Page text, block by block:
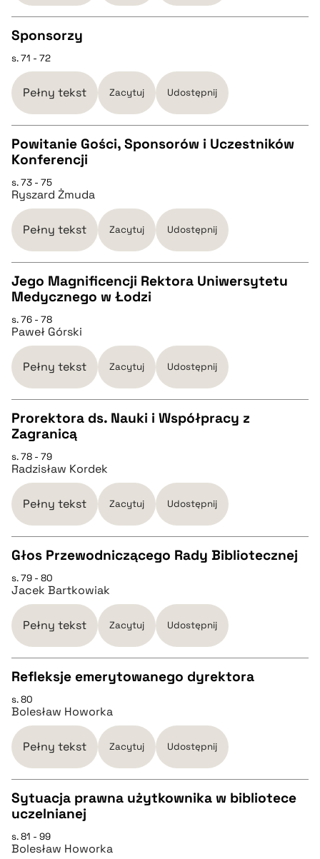
BIBTEX
pobierz cytat
CZYSTY TEKST
pobierz cytat
BIBTEX
pobierz cytat
Sponsorzy
s. 71 - 72
Pełny tekst Zacytuj Udostępnij
CZYSTY TEKST
pobierz cytat
BIBTEX
pobierz cytat
Powitanie Gości, Sponsorów i Uczestników
Konferencji
s. 73 - 75
Ryszard Żmuda
Pełny tekst Zacytuj Udostępnij
CZYSTY TEKST
pobierz cytat
BIBTEX
pobierz cytat
Jego Magnificencji Rektora Uniwersytetu
Medycznego w Łodzi
s. 76 - 78
Paweł Górski
Pełny tekst Zacytuj Udostępnij
CZYSTY TEKST
pobierz cytat
BIBTEX
Prorektora ds. Nauki i Współpracy z
Zagranicą
s. 78 - 79
Radzisław Kordek
Pełny tekst Zacytuj Udostępnij
CZYSTY TEKST
pobierz cytat
BIBTEX
pobierz cytat
Głos Przewodniczącego Rady Bibliotecznej
s. 79 - 80
Jacek Bartkowiak
Pełny tekst Zacytuj Udostępnij
CZYSTY TEKST
pobierz cytat
BIBTEX
Refleksje emerytowanego dyrektora
s. 80
Bolesław Howorka
Pełny tekst Zacytuj Udostępnij
CZYSTY TEKST
Sytuacja prawna użytkownika w bibliotece
uczelnianej
s. 81 - 99
Bolesław Howorka